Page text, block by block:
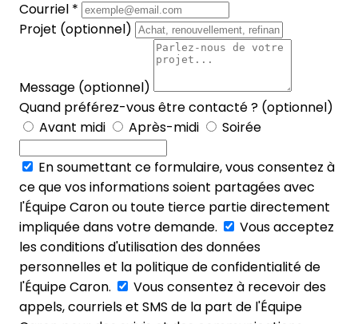
Courriel *
Projet (optionnel)
Message (optionnel)
Quand préférez-vous être contacté ? (optionnel)
Avant midi
Après-midi Soirée
En soumettant ce formulaire, vous consentez à
ce que vos informations soient partagées avec
l'Équipe Caron ou toute tierce partie directement
impliquée dans votre demande.
Vous acceptez
les conditions d'utilisation des données
personnelles et la politique de confidentialité de
l'Équipe Caron.
Vous consentez à recevoir des
appels, courriels et SMS de la part de l'Équipe